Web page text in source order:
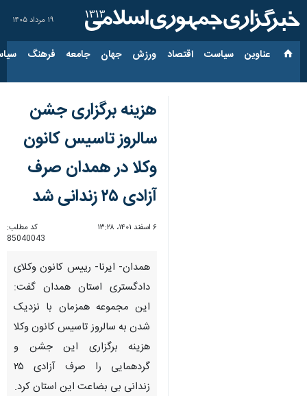
۱۹ مرداد ۱۴۰۵
عناوین‌ سیاست اقتصاد ورزش جهان جامعه فرهنگ
هزینه برگزاری جشن
سالروز تاسیس کانون
وکلا در همدان صرف
آزادی ۲۵ زندانی شد
۶ اسفند ۱۴۰۱، ۱۳:۲۸
کد مطلب:
85040043
همدان- ایرنا- رییس کانون وکلای
دادگستری استان همدان گفت:
این مجموعه همزمان با نزدیک
شدن به سالروز تاسیس کانون وکلا
هزینه برگزاری این جشن و
گردهمایی را صرف آزادی ۲۵
زندانی بی بضاعت این استان کرد.